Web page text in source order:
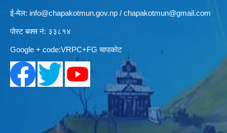
ई-मेल: info@chapakotmun.gov.np / chapakotmun@gmail.com
पोस्ट बक्स नं: ३३८१४
Google + code:VRPC+FG चापाकोट